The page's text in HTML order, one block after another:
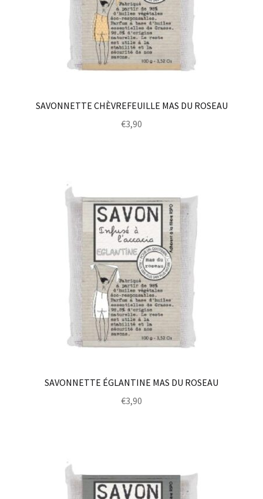
SAVONNETTE CHÈVREFEUILLE MAS DU ROSEAU
€3,90
SAVONNETTE ÉGLANTINE MAS DU ROSEAU
€3,90